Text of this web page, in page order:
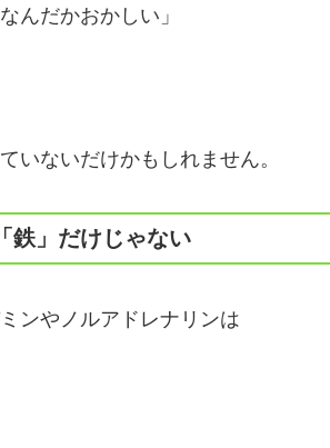
んだかおかしい」
いないだけかもしれません。
鉄」だけじゃない
ンやノルアドレナリンは